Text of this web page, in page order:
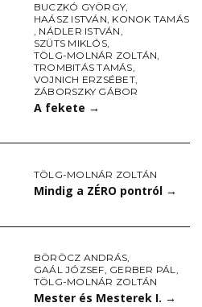
BUCZKÓ GYÖRGY,
HAÁSZ ISTVÁN, KONOK TAMÁS
, NÁDLER ISTVÁN,
SZÜTS MIKLÓS,
TÖLG-MOLNÁR ZOLTÁN,
TROMBITÁS TAMÁS,
VOJNICH ERZSÉBET,
ZÁBORSZKY GÁBOR
A fekete →
TÖLG-MOLNÁR ZOLTÁN
Mindig a ZÉRO pontról →
BÖRÖCZ ANDRÁS,
GAÁL JÓZSEF, GERBER PÁL,
TÖLG-MOLNÁR ZOLTÁN
Mester és Mesterek I. →